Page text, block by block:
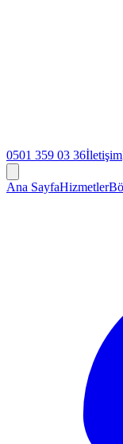
0501 359 03 36İletişim
Ana SayfaHizmetler